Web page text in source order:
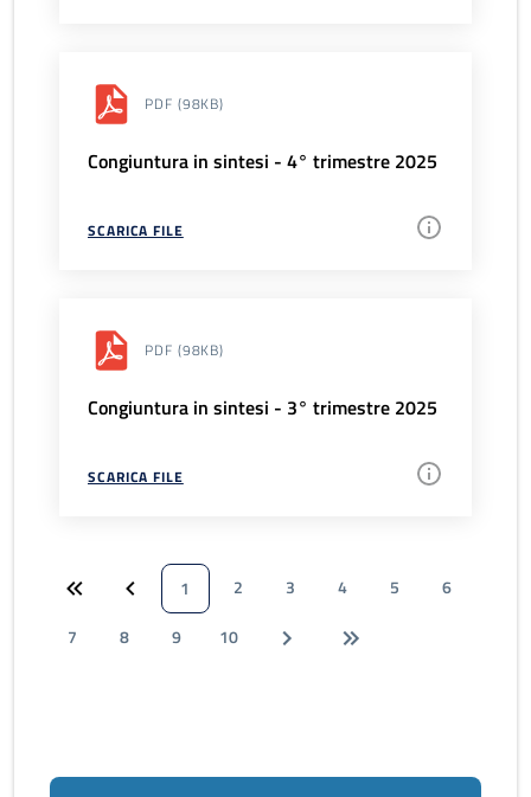
PDF (98KB)
Congiuntura in sintesi - 4° trimestre 2025
SCARICA FILE
PDF (98KB)
Congiuntura in sintesi - 3° trimestre 2025
SCARICA FILE
1 2 3 4 5
6
7
8 9 10